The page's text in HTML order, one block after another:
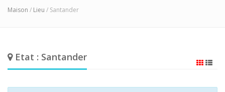
Maison / Lieu / Santander
Etat : Santander